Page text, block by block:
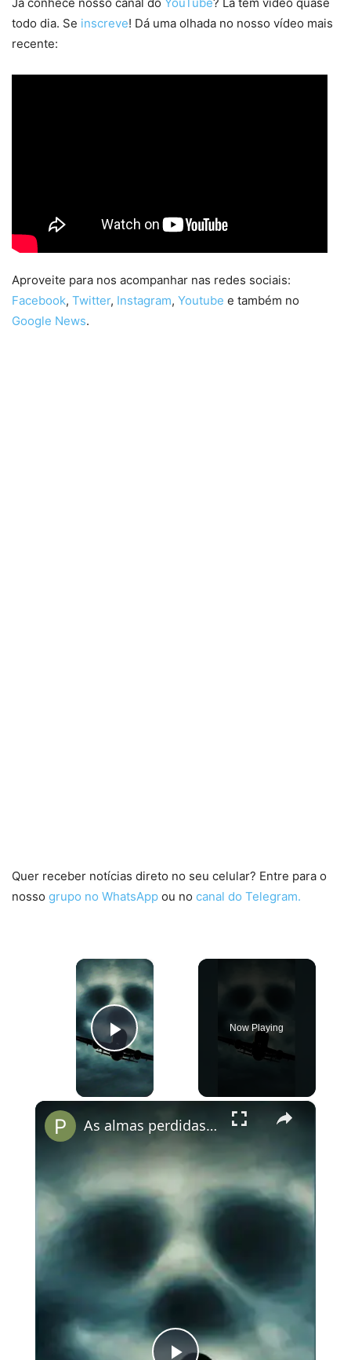
todo dia. Se inscreve! Dá uma olhada no nosso vídeo mais
recente:
Aproveite para nos acompanhar nas redes sociais:
Facebook, Twitter, Instagram, Youtube e também no
Google News.
Quer receber notícias direto no seu celular? Entre para o
nosso grupo no WhatsApp ou no canal do Telegram.
×
Play Video
Now Playing
×
As almas perdidas do Voo 401